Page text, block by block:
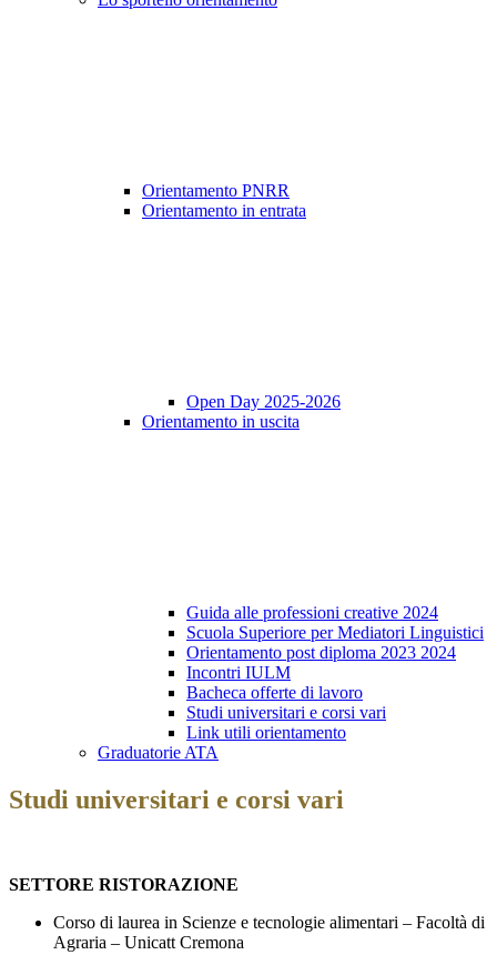
Orientamento PNRR
Orientamento in entrata
Open Day 2025-2026
Orientamento in uscita
Guida alle professioni creative 2024
Scuola Superiore per Mediatori Linguistici
Orientamento post diploma 2023 2024
Incontri IULM
Bacheca offerte di lavoro
Studi universitari e corsi vari
Link utili orientamento
Graduatorie ATA
Studi universitari e corsi vari
SETTORE RISTORAZIONE
Corso di laurea in Scienze e tecnologie alimentari – Facoltà di
Agraria – Unicatt Cremona